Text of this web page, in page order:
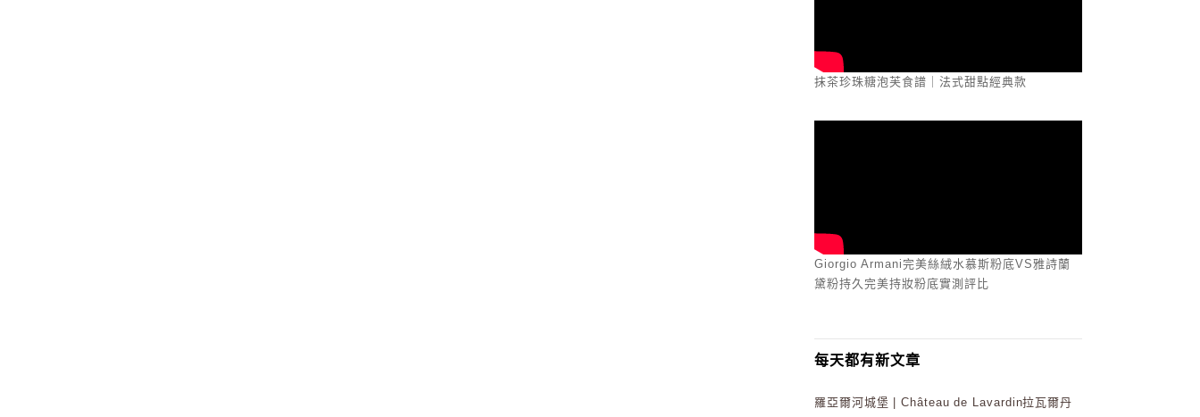
抹茶珍珠糖泡芙食譜｜法式甜點經典款
Giorgio Armani完美絲絨水慕斯粉底VS雅詩蘭
黛粉持久完美持妝粉底實測評比
每天都有新文章
羅亞爾河城堡 | Château de Lavardin拉瓦爾丹